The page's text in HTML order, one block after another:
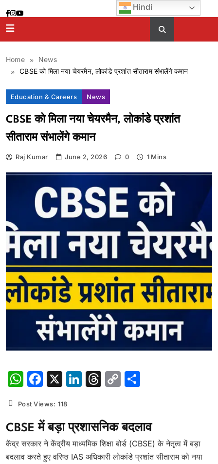
to
content
Home
News
CBSE को मिला नया चेयरमैन, लोकांडे प्रशांत सीताराम संभालेंगे कमान
Education & Careers News
CBSE को मिला नया चेयरमैन, लोकांडे प्रशांत
सीताराम संभालेंगे कमान
Raj Kumar June 2, 2026 0 1 Mins
WhatsApp
Facebook
X LinkedIn
Threads
Copy
Post Views: 118
CBSE में बड़ा प्रशासनिक बदलाव
केंद्र सरकार ने केंद्रीय माध्यमिक शिक्षा बोर्ड (CBSE) के नेतृत्व में बड़ा
बदलाव करते हुए वरिष्ठ IAS अधिकारी लोकांडे प्रशांत सीताराम को नया
Hindi